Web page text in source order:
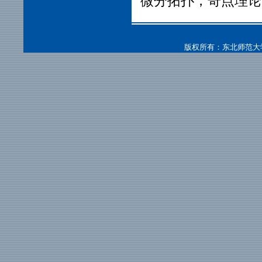
版权所有：东北师范